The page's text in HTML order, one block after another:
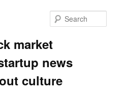
market
news
culture